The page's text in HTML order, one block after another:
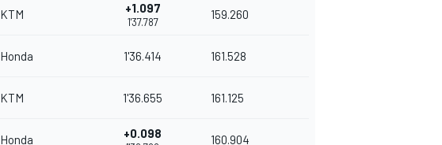
KTM +1.097
1'37.787
159.260
Honda 1'36.414 161.528
KTM 1'36.655 161.125
Honda +0.098 160.904